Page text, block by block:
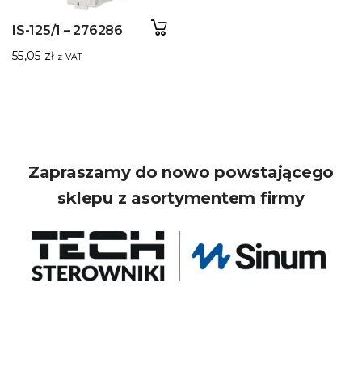
IS-125/1 – 276286
55,05 zł z VAT
Zapraszamy do nowo powstającego
sklepu z asortymentem firmy